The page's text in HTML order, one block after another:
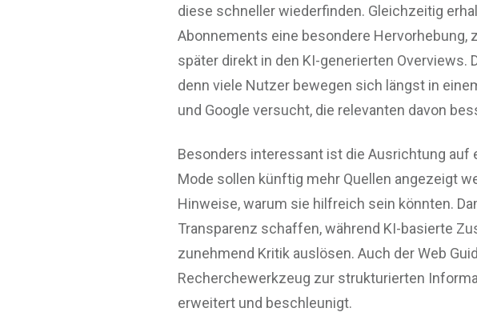
diese schneller wiederfinden. Gleichzeitig
Abonnements eine besondere Hervorhebung,
später direkt in den KI-generierten Overviews.
denn viele Nutzer bewegen sich längst in
und Google versucht, die relevanten davon
Besonders interessant ist die Ausrichtung auf
Mode sollen künftig mehr Quellen angezeigt
Hinweise, warum sie hilfreich sein könnten.
Transparenz schaffen, während KI-basierte
zunehmend Kritik auslösen. Auch der Web
Recherchewerkzeug zur strukturierten
erweitert und beschleunigt.